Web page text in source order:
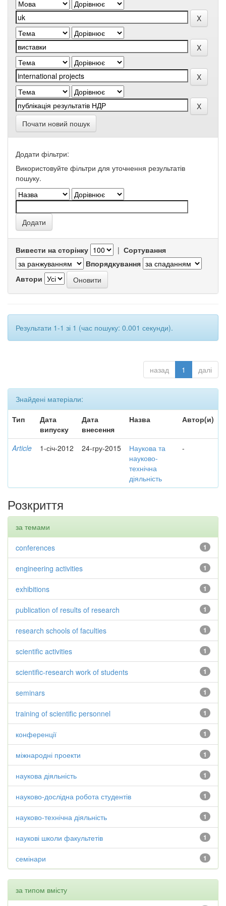
Почати новий пошук
Додати фільтри:
Використовуйте фільтри для уточнення результатів
пошуку.
Вивести на сторінку | Сортування
Впорядкування
Автори
Результати 1-1 зі 1 (час пошуку: 0.001 секунди).
назад 1 далі
Знайдені матеріали:
Тип
Дата
випуску
Дата
внесення
Назва Автор(и)
Article 1-січ-2012 24-гру-2015
Наукова та
науково-
технічна
діяльність
-
Розкриття
за темами
1
conferences
1
engineering activities
1
exhibitions
1
publication of results of research
1
research schools of faculties
1
scientific activities
1
scientific-research work of students
1
seminars
1
training of scientific personnel
1
конференції
1
міжнародні проекти
1
наукова діяльність
1
науково-дослідна робота студентів
1
науково-технічна діяльність
1
наукові школи факультетів
1
семінари
за типом вмісту